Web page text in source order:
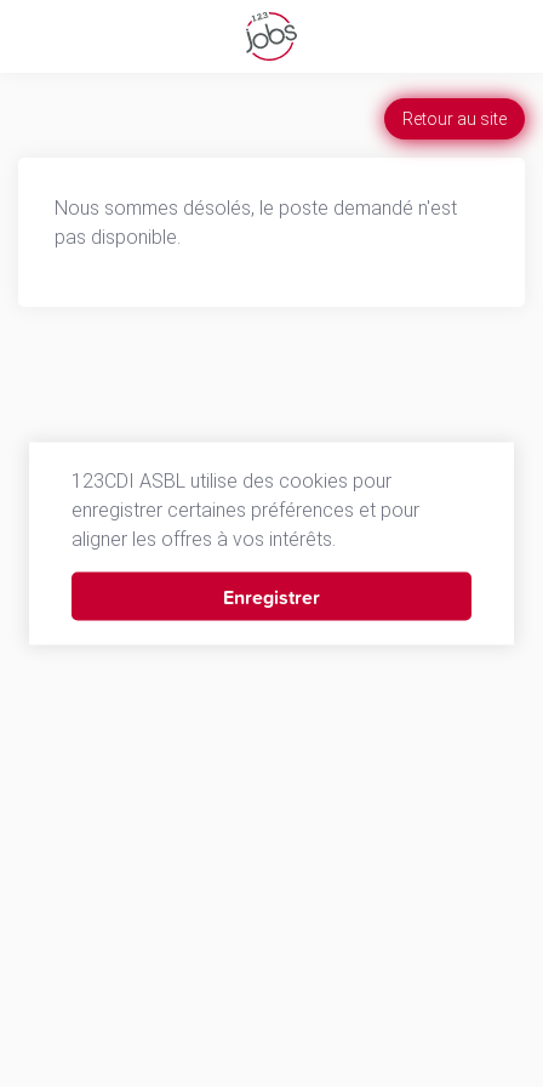
Retour au site
Nous sommes désolés, le poste demandé n'est
pas disponible.
123CDI ASBL utilise des cookies pour
enregistrer certaines préférences et pour
aligner les offres à vos intérêts.